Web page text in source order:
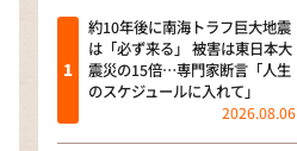
約10年後に南海トラフ巨大地震
は「必ず来る」 被害は東日本大
震災の15倍…専門家断言「人生
のスケジュールに入れて」
2026.08.06